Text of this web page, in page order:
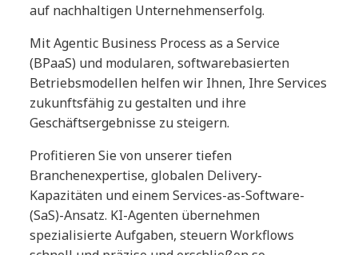
auf nachhaltigen Unternehmenserfolg.
Mit Agentic Business Process as a Service
(BPaaS) und modularen, softwarebasierten
Betriebsmodellen helfen wir Ihnen, Ihre Services
zukunftsfähig zu gestalten und ihre
Geschäftsergebnisse zu steigern.
Profitieren Sie von unserer tiefen
Branchenexpertise, globalen Delivery-
Kapazitäten und einem Services-as-Software-
(SaS)-Ansatz. KI-Agenten übernehmen
spezialisierte Aufgaben, steuern Workflows